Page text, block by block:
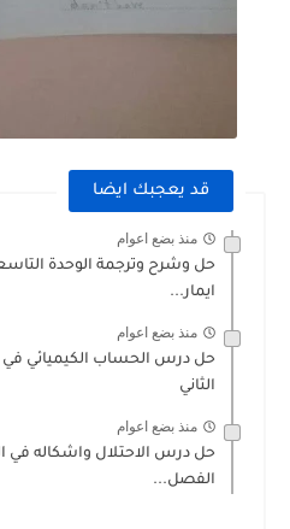
قد يعجبك ايضا
منذ بضع اعوام
حل وشرح وترجمة الوحدة
ايمار...
منذ بضع اعوام
حل درس الحساب الكيميائي في
الثاني
منذ بضع اعوام
حل درس الاحتلال واشكاله في
الفصل...